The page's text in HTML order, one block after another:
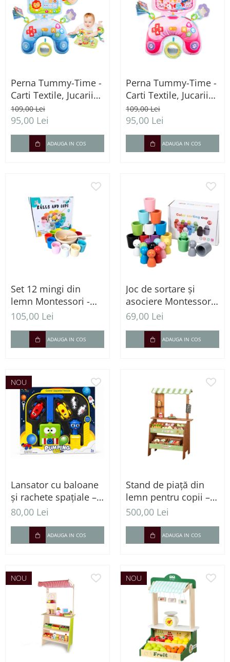
Perna Tummy-Time -
Carti Textile, Jucarii
Senzoriale si sunete -
albastru
109,00 Lei
95,00 Lei
ADAUGA IN COS
Perna Tummy-Time -
Carti Textile, Jucarii
Senzoriale si sunete -
roz
109,00 Lei
95,00 Lei
ADAUGA IN COS
Set 12 mingi din
lemn Montessori -
joc de sortare și
105,00 Lei
ADAUGA IN COS
Joc de sortare și
asociere Montessori -
12 culori
69,00 Lei
ADAUGA IN COS
NOU
Lansator cu baloane
și rachete spațiale –
Set interactiv cu
și vehicule, 3 ani+
80,00 Lei
ADAUGA IN COS
Stand de piață din
lemn pentru copii –
Magazin educativ de
500,00 Lei
ADAUGA IN COS
NOU NOU